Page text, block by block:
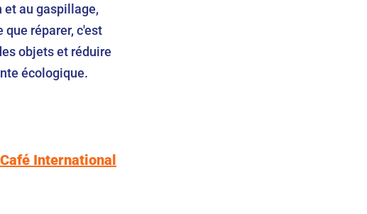
au gaspillage,
réparer, c'est
objets et réduire
écologique.
International